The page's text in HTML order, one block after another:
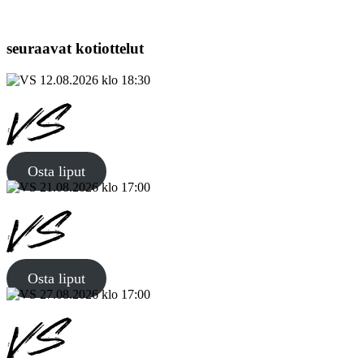
seuraavat kotiottelut
12.08.2026 klo 18:30
Osta liput
21.08.2026 klo 17:00
Osta liput
27.08.2026 klo 17:00